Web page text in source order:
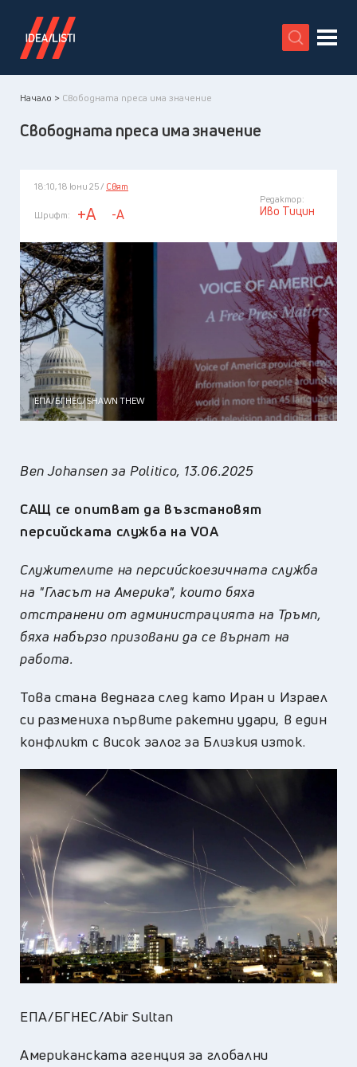
X
Начало > Свободната преса има значение
Свободната преса има значение
18:10, 18 юни 25 / Свят
Шрифт: +A -A
Редактор:
Иво Тицин
ЕПА/БГНЕС/SHAWN THEW
Ben Johansen заPolitico, 13.06.2025
САЩ се опитват да възстановят
персийската служба на VOA
Служителите на персийскоезичната служба
на "Гласът на Америка", които бяха
отстранени от администрацията на Тръмп,
бяха набързо призовани да се върнат на
работа.
Това стана веднага след като Иран и Израел
си размениха първите ракетни удари, в един
конфликт с висок залог за Близкия изток.
ЕПА/БГНЕС/Abir Sultan
Американската агенция за глобални